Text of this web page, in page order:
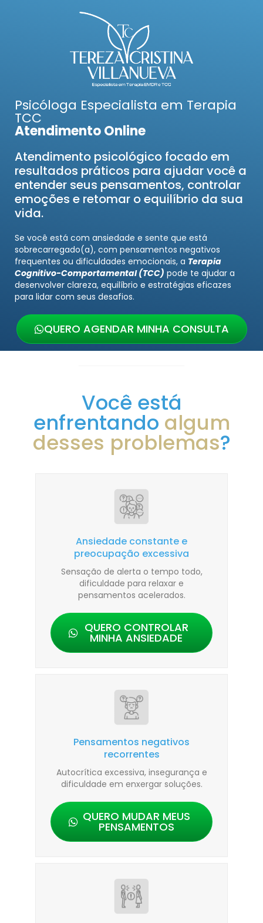
Psicóloga Especialista em Terapia
TCC
Atendimento Online
Atendimento psicológico focado em
resultados práticos para ajudar você a
entender seus pensamentos, controlar
emoções e retomar o equilíbrio da sua
vida.
Se você está com ansiedade e sente que está
sobrecarregado(a), com pensamentos negativos
frequentes ou dificuldades emocionais, a Terapia
Cognitivo-Comportamental (TCC) pode te ajudar a
desenvolver clareza, equilíbrio e estratégias eficazes
para lidar com seus desafios.
QUERO AGENDAR MINHA CONSULTA
Você está
enfrentando algum
desses problemas?
Ansiedade constante e
preocupação excessiva
Sensação de alerta o tempo todo,
dificuldade para relaxar e
pensamentos acelerados.
QUERO CONTROLAR
MINHA ANSIEDADE
Pensamentos negativos
recorrentes
Autocrítica excessiva, insegurança e
dificuldade em enxergar soluções.
QUERO MUDAR MEUS
PENSAMENTOS